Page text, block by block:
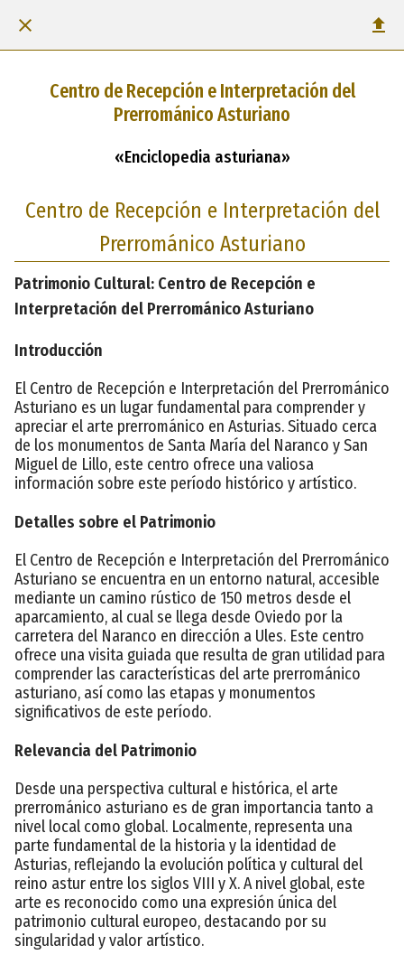
Centro de Recepción e Interpretación del
Prerrománico Asturiano
«Enciclopedia asturiana»
Centro de Recepción e Interpretación del
Prerrománico Asturiano
Patrimonio Cultural: Centro de Recepción e
Interpretación del Prerrománico Asturiano
Introducción
El Centro de Recepción e Interpretación del Prerrománico
Asturiano es un lugar fundamental para comprender y
apreciar el arte prerrománico en Asturias. Situado cerca
de los monumentos de Santa María del Naranco y San
Miguel de Lillo, este centro ofrece una valiosa
información sobre este período histórico y artístico.
Detalles sobre el Patrimonio
El Centro de Recepción e Interpretación del Prerrománico
Asturiano se encuentra en un entorno natural, accesible
mediante un camino rústico de 150 metros desde el
aparcamiento, al cual se llega desde Oviedo por la
carretera del Naranco en dirección a Ules. Este centro
ofrece una visita guiada que resulta de gran utilidad para
comprender las características del arte prerrománico
asturiano, así como las etapas y monumentos
significativos de este período.
Relevancia del Patrimonio
Desde una perspectiva cultural e histórica, el arte
prerrománico asturiano es de gran importancia tanto a
nivel local como global. Localmente, representa una
parte fundamental de la historia y la identidad de
Asturias, reflejando la evolución política y cultural del
reino astur entre los siglos VIII y X. A nivel global, este
arte es reconocido como una expresión única del
patrimonio cultural europeo, destacando por su
singularidad y valor artístico.